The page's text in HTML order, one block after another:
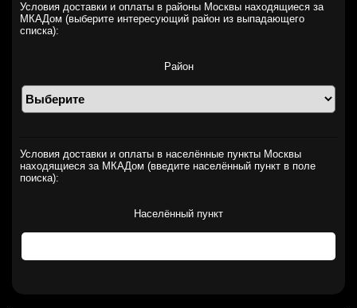
Условия доставки и оплаты в районы Москвы находящиеся за
МКАДом (выберите интересующий район из выпадающего
списка):
Район
Условия доставки и оплаты в населённые пункты Москвы
находящиеся за МКАДом (введите населённый пункт в поле
поиска):
Населённый пункт